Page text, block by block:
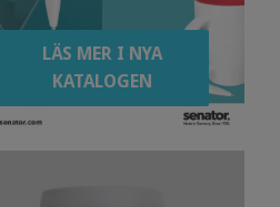
LÄS MER I NYA
KATALOGEN